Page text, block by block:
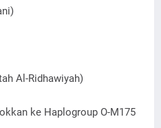
Al-Ridhawiyah)
ke Haplogroup O-M175